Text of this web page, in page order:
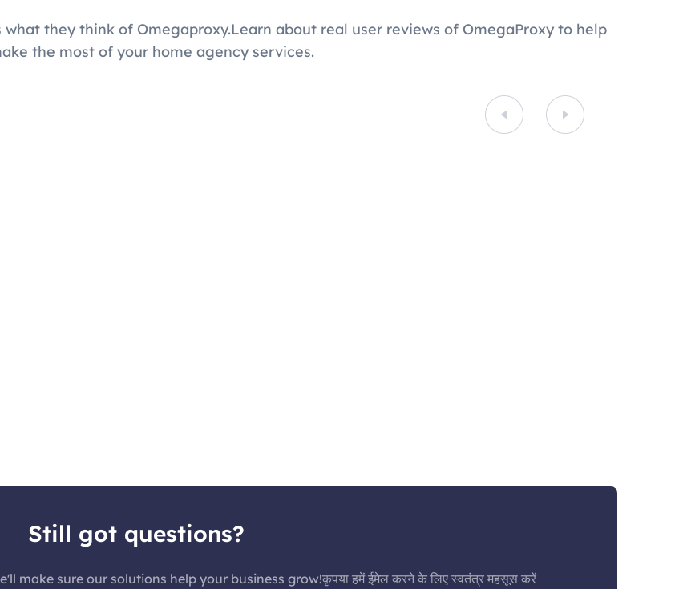
they think of Omegaproxy.Learn about real user reviews of OmegaProxy to help
the most of your home agency services.
Still got questions?
sure our solutions help your business grow!कृपया हमें ईमेल करने के लिए स्वतंत्र महसूस करें